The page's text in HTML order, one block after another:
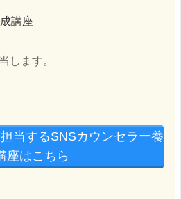
します。
当するSNSカウンセラー養
座はこちら